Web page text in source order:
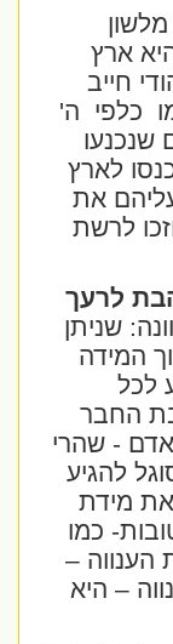
ארץ
חייב
כלפי ה'
לארץ
את
לרשת
לרעך
שניתן
המידה
החבר
- שהרי
להגיע
מידת
כמו
–
– היא